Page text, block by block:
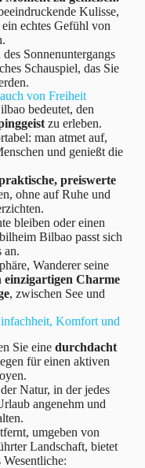
Kulisse,
echtes Gefühl von
Sonnenuntergangs
Schauspiel, das Sie
von Freiheit
bedeutet, den
zu erleben.
man atmet auf,
und genießt die
preiswerte
ohne auf Ruhe und
bleiben oder einen
Bilbao passt sich
an.
Wanderer seine
einzigartigen Charme
, zwischen See und
Komfort und
Sie eine durchdacht
für einen aktiven
Natur, in der jedes
angenehm und
umgeben von
Landschaft, bietet